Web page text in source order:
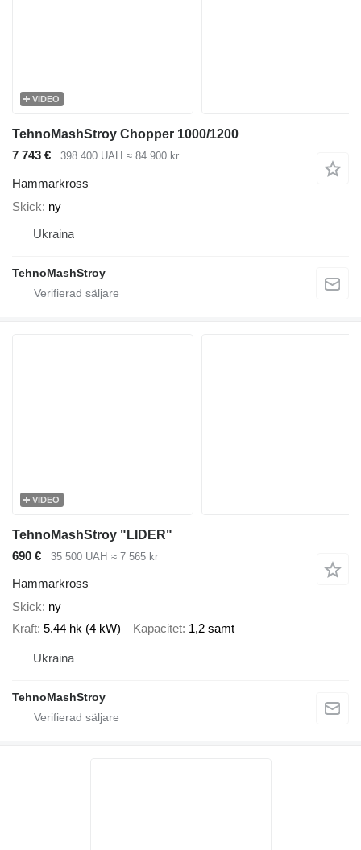
VIDEO
TehnoMashStroy Chopper 1000/1200
7 743 €
398 400 UAH ≈ 84 900 kr
Hammarkross
Skick ny
Ukraina
TehnoMashStroy
VIDEO
TehnoMashStroy "LIDER"
690 €
35 500 UAH ≈ 7 565 kr
Hammarkross
Skick ny
Kraft 5.44 hk (4 kW) Kapacitet 1,2 samt
Ukraina
TehnoMashStroy